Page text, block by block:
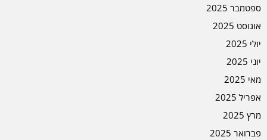
ספטמבר 2025
אוגוסט 2025
יולי 2025
יוני 2025
מאי 2025
אפריל 2025
מרץ 2025
פברואר 2025